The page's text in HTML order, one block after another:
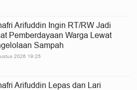
Arifuddin Ingin RT/RW Jadi
Pemberdayaan Warga Lewat
Sampah
2026 19:25
Arifuddin Lepas dan Lari